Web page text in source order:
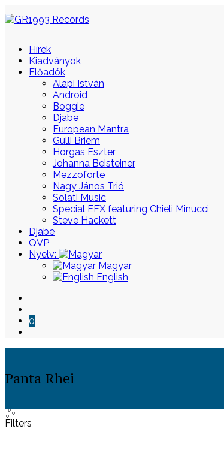
Hírek
Kiadványok
Előadók
Alapi István
Android
Boggie
Djabe
European Mantra
Gulli Briem
Horgas Eszter
Johanna Beisteiner
Mezzoforte
Nagy János Trió
Solati Music
Special EFX featuring Chieli Minucci
Steve Hackett
Djabe
QVP
Nyelv:
Magyar
English
0
Panta Rhei
Skip
to
Filters